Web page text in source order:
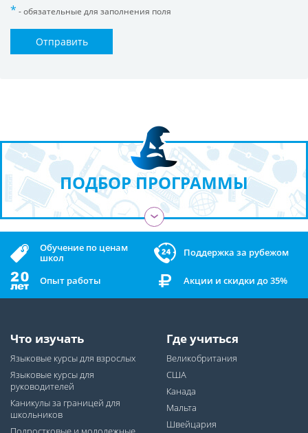
- обязательные для заполнения поля
Отправить
ПОДБОР ПРОГРАММЫ
›
Обучение по ценам
школ
Поддержка за рубежом
Опыт работы Акции и скидки до 35%
Что изучать
Языковые курсы для взрослых
Языковые курсы для
руководителей
Каникулы за границей для
школьников
Где учиться
Великобритания
США
Канада
Мальта
Швейцария